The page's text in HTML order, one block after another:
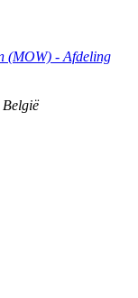
(MOW) - Afdeling
België